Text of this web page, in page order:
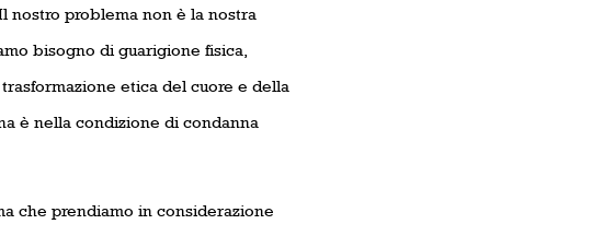
nostro problema non è la nostra
bisogno di guarigione fisica,
etica del cuore e della
è nella condizione di condanna
che prendiamo in considerazione